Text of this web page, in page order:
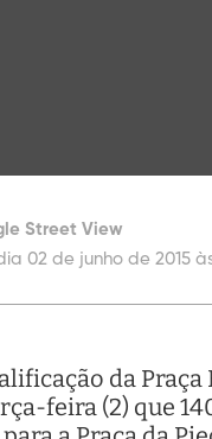
Street View
02 de junho de 2015
da
feira (2) que